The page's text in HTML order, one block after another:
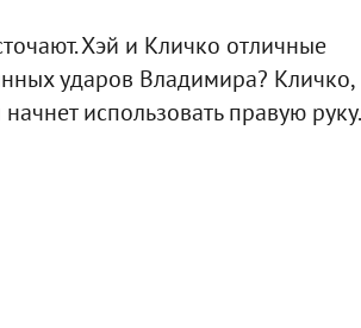
Хэй и Кличко отличные
ударов Владимира? Кличко,
использовать правую руку.